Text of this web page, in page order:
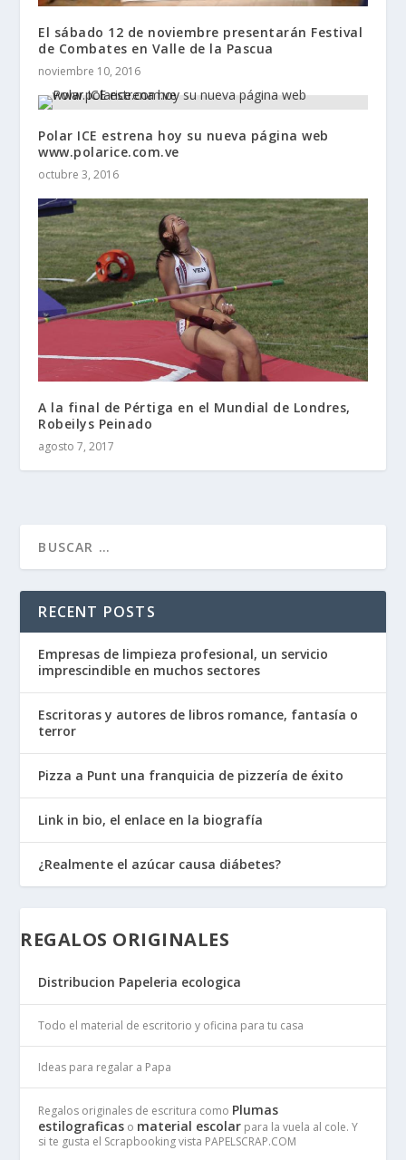
El sábado 12 de noviembre presentarán Festival
de Combates en Valle de la Pascua
noviembre 10, 2016
Polar ICE estrena hoy su nueva página web
www.polarice.com.ve
octubre 3, 2016
A la final de Pértiga en el Mundial de Londres,
Robeilys Peinado
agosto 7, 2017
RECENT POSTS
Empresas de limpieza profesional, un servicio
imprescindible en muchos sectores
Escritoras y autores de libros romance, fantasía o
terror
Pizza a Punt una franquicia de pizzería de éxito
Link in bio, el enlace en la biografía
¿Realmente el azúcar causa diábetes?
REGALOS ORIGINALES
Distribucion Papeleria ecologica
Todo el material de escritorio y oficina para tu casa
Ideas para regalar a Papa
Regalos originales de escritura como Plumas
estilograficas o material escolar para la vuela al cole. Y
si te gusta el Scrapbooking vista PAPELSCRAP.COM